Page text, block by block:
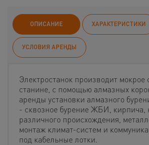
ОПИСАНИЕ ХАРАКТЕРИСТИКИ
УСЛОВИЯ АРЕНДЫ
Электростанок производит мокрое
станине, с помощью алмазных
аренды установки алмазного
- сквозное бурение ЖБИ, кирпича,
различного происхождения,
монтаж климат-систем и
под кабельные лотки.